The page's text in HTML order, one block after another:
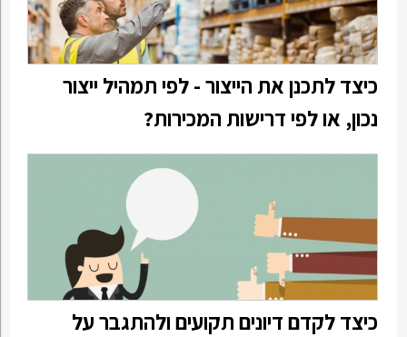
כיצד לתכנן את הייצור - לפי תמהיל ייצור
נכון, או לפי דרישות המכירות?
כיצד לקדם דיונים תקועים ולהתגבר על